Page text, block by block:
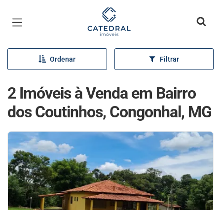
Página inicial
Ordenar Filtrar
2 Imóveis à Venda em Bairro
dos Coutinhos, Congonhal, MG